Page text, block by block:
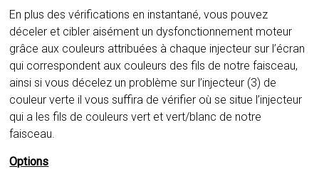
En plus des vérifications en instantané, vous pouvez
déceler et cibler aisément un dysfonctionnement moteur
grâce aux couleurs attribuées à chaque injecteur sur l’écran
qui correspondent aux couleurs des fils de notre faisceau,
ainsi si vous décelez un problème sur l’injecteur (3) de
couleur verte il vous suffira de vérifier où se situe l’injecteur
qui a les fils de couleurs vert et vert/blanc de notre
faisceau.
Options